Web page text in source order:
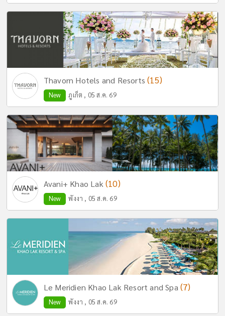
Thavorn Hotels and Resorts(15)
New ภูเก็ต , 05 ส.ค. 69
Avani+ Khao Lak (10)
New พังงา , 05 ส.ค. 69
Le Meridien Khao Lak Resort and Spa (7)
New พังงา , 05 ส.ค. 69